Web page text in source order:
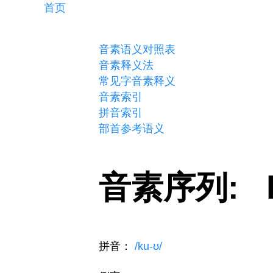
首页
音素语义对照表
音素释义法
常见字音素释义
音素索引
拼音索引
部首参考语义
音素序列:
拼音： /ku-ʊ/